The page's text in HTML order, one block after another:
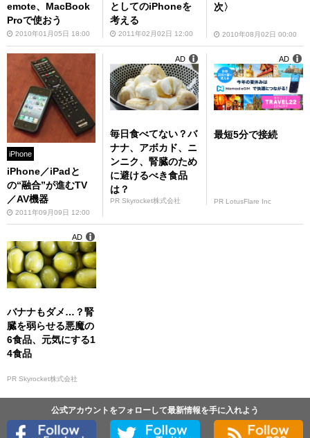
emote、MacBook
Proで使おう
2010年01月05日 18:00
としてのiPhoneを
考える
2011年02月02日 12:00
次〉
2010年08月02日 00:00
iPhone
iPhone／iPadと
の“融合”が進むTV
／AV機器
2011年09月09日 12:00
毎日食べてない？バ
ナナ、アボカド、ニ
ンニク、腎臓のため
に避けるべき食品
は？
PR Skyrocket株式会社
AD
最短5分で接続
PR LotusFlare Inc
AD
バナナもダメ…？腎
臓を弱らせる悪魔の
6食品、元気にする1
4食品
PR Skyrocket株式会社
AD
公式アカウントをフォローして最新情報を手に入れよう